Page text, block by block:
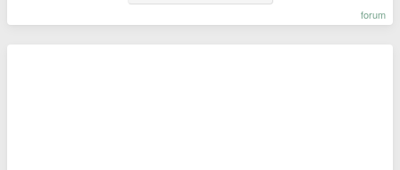
forum